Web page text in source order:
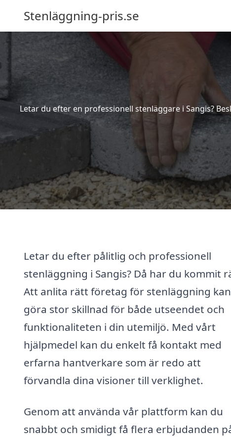
Stenläggning-pris.se
Letar du efter en professionell stenläggare i Sangis?
Letar du efter pålitlig och professionell
stenläggning i Sangis? Då har du kommit
Att anlita rätt företag för stenläggning kan
göra stor skillnad för både utseendet och
funktionaliteten i din utemiljö. Med vårt
hjälpmedel kan du enkelt få kontakt med
erfarna hantverkare som är redo att
förvandla dina visioner till verklighet.
Genom att använda vår plattform kan du
snabbt och smidigt få flera erbjudanden